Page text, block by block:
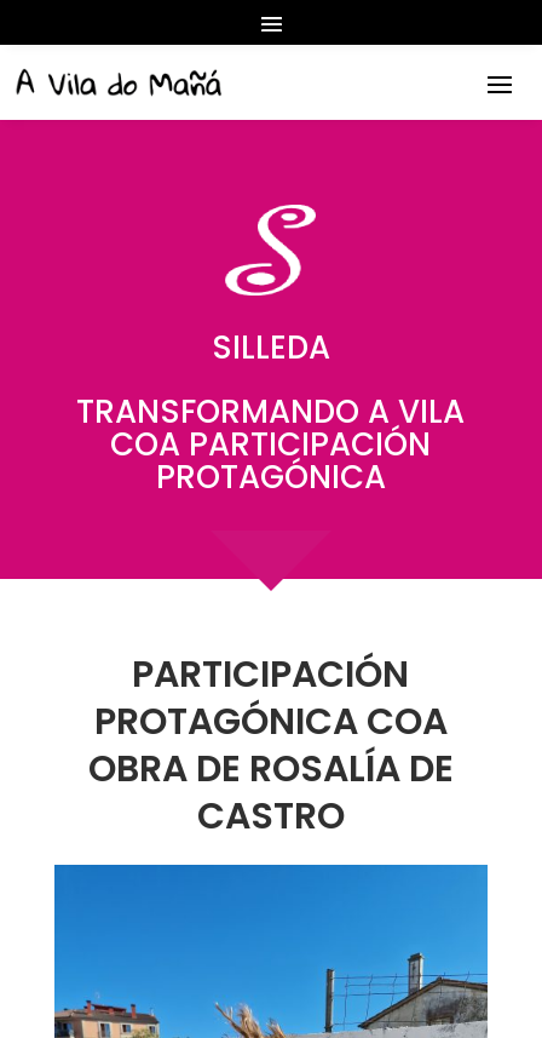
SILLEDA
TRANSFORMANDO A VILA
COA PARTICIPACIÓN
PROTAGÓNICA
PARTICIPACIÓN
PROTAGÓNICA COA
OBRA DE ROSALÍA DE
CASTRO